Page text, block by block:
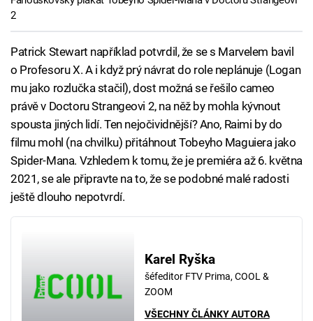
2
Patrick Stewart například potvrdil, že se s Marvelem bavil
o Profesoru X. A i když prý návrat do role neplánuje (Logan
mu jako rozlučka stačil), dost možná se řešilo cameo
právě v Doctoru Strangeovi 2, na něž by mohla kývnout
spousta jiných lidí. Ten nejočividnější? Ano, Raimi by do
filmu mohl (na chvilku) přitáhnout Tobeyho Maguiera jako
Spider-Mana. Vzhledem k tomu, že je premiéra až 6. května
2021, se ale připravte na to, že se podobné malé radosti
ještě dlouho nepotvrdí.
Karel Ryška
šéfeditor FTV Prima, COOL &
ZOOM
VŠECHNY ČLÁNKY AUTORA